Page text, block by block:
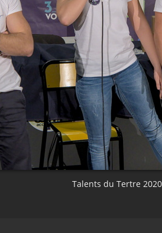
Talents du Tertre